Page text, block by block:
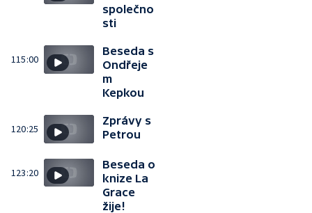
společno
sti
115:00
Beseda s
Ondřeje
m
Kepkou
120:25
Zprávy s
Petrou
123:20
Beseda o
knize La
Grace
žije!